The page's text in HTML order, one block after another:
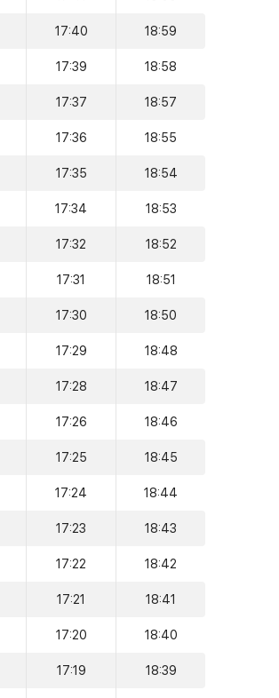
17:40 18:59
17:39 18:58
17:37 18:57
17:36 18:55
17:35 18:54
17:34 18:53
17:32 18:52
17:31 18:51
17:30 18:50
17:29 18:48
17:28 18:47
17:26 18:46
17:25 18:45
17:24 18:44
17:23 18:43
17:22 18:42
17:21 18:41
17:20 18:40
17:19 18:39